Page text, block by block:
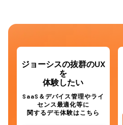
ジョーシスの抜群のUX
を
体験したい
SaaS＆デバイス管理やライ
センス最適化等に
関するデモ体験はこちら